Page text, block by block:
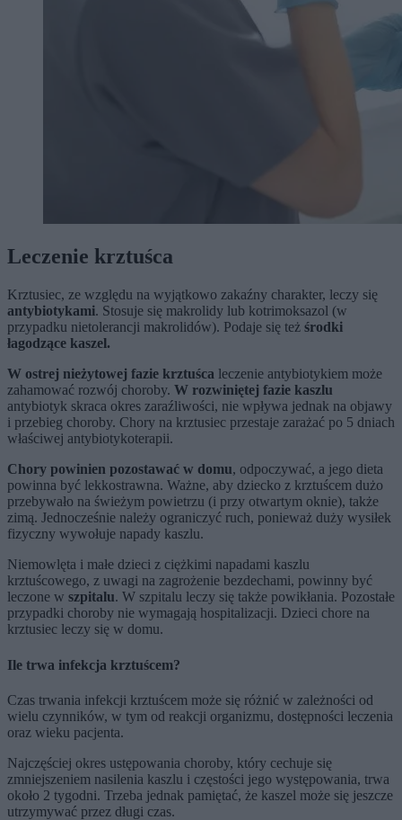
Leczenie krztuśca
Krztusiec, ze względu na wyjątkowo zakaźny charakter, leczy się
antybiotykami. Stosuje się makrolidy lub kotrimoksazol (w
przypadku nietolerancji makrolidów). Podaje się też środki
łagodzące kaszel.
W ostrej nieżytowej fazie krztuśca leczenie antybiotykiem może
zahamować rozwój choroby. W rozwiniętej fazie kaszlu
antybiotyk skraca okres zaraźliwości, nie wpływa jednak na objawy
i przebieg choroby. Chory na krztusiec przestaje zarażać po 5 dniach
właściwej antybiotykoterapii.
Chory powinien pozostawać w domu, odpoczywać, a jego dieta
powinna być lekkostrawna. Ważne, aby dziecko z krztuścem dużo
przebywało na świeżym powietrzu (i przy otwartym oknie), także
zimą. Jednocześnie należy ograniczyć ruch, ponieważ duży wysiłek
fizyczny wywołuje napady kaszlu.
Niemowlęta i małe dzieci z ciężkimi napadami kaszlu
krztuścowego, z uwagi na zagrożenie bezdechami, powinny być
leczone w szpitalu. W szpitalu leczy się także powikłania. Pozostałe
przypadki choroby nie wymagają hospitalizacji. Dzieci chore na
krztusiec leczy się w domu.
Ile trwa infekcja krztuścem?
Czas trwania infekcji krztuścem może się różnić w zależności od
wielu czynników, w tym od reakcji organizmu, dostępności leczenia
oraz wieku pacjenta.
Najczęściej okres ustępowania choroby, który cechuje się
zmniejszeniem nasilenia kaszlu i częstości jego występowania, trwa
około 2 tygodni. Trzeba jednak pamiętać, że kaszel może się jeszcze
utrzymywać przez długi czas.